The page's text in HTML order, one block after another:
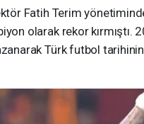
Fatih Terim
olarak rekor kırmıştı.
Türk futbol